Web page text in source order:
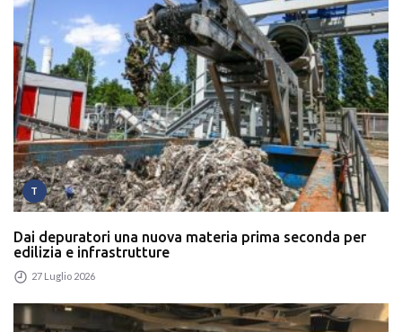
T
Dai depuratori una nuova materia prima seconda per
edilizia e infrastrutture
27 Luglio 2026